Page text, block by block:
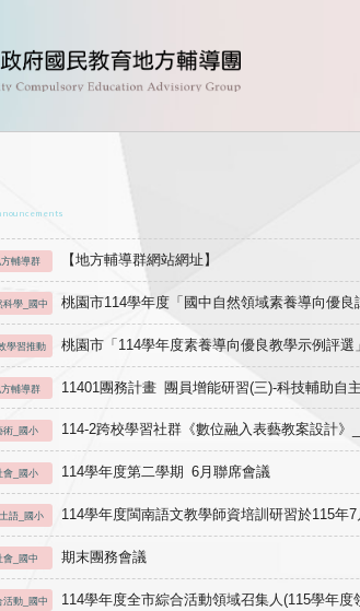
輔導群 【地方輔導群網站網址】
科學_國中 桃園市114學年度「國中自然領域素養導向優
學習推動 桃園市「114學年度素養導向優良教學示例評選
輔導群 11401團務計畫 團員增能研習(三)-科技輔助自
術_國小 114-2跨校學習社群《數位融入表藝教案設計》
會_國小 114學年度第二學期 6月聯席會議
語_國小 114學年度閩南語文教學師資培訓研習於115年
會_國中 期末團務會議
活動_國中 114學年度全市綜合活動領域召集人(115學年度